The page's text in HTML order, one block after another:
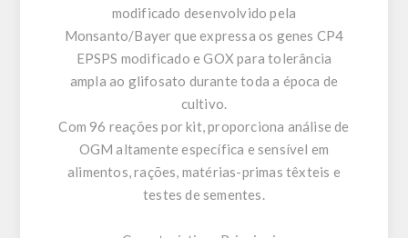
modificado desenvolvido pela
Monsanto/Bayer que expressa os genes CP4
EPSPS modificado e GOX para tolerância
ampla ao glifosato durante toda a época de
cultivo.
Com 96 reações por kit, proporciona análise de
OGM altamente específica e sensível em
alimentos, rações, matérias-primas têxteis e
testes de sementes.